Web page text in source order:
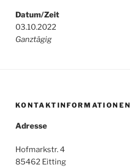
Datum/Zeit
03.10.2022
Ganztägig
KONTAKTINFORMATIONEN
Adresse
Hofmarkstr. 4
85462 Eitting